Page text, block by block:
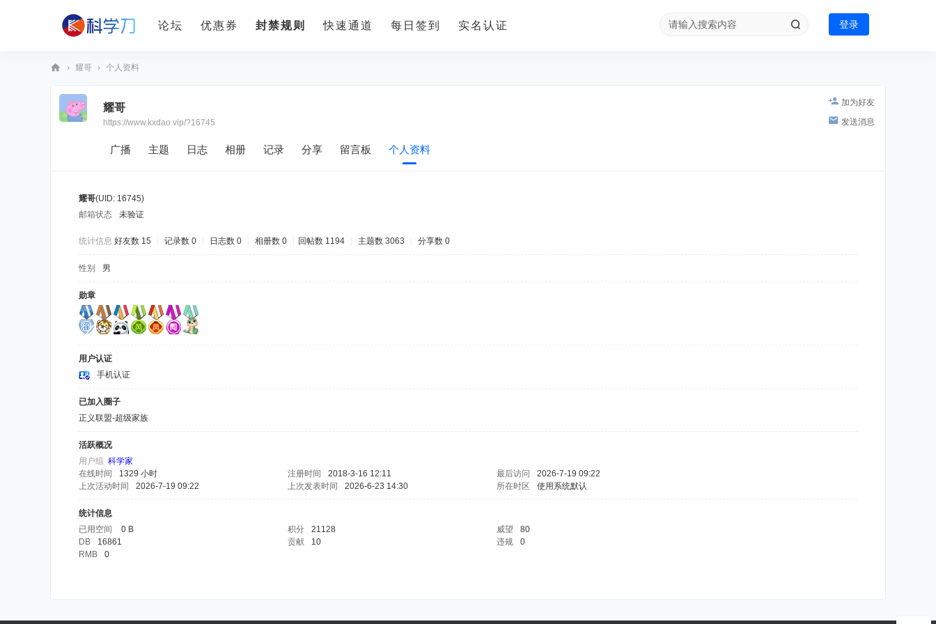
论坛 优惠券 封禁规则 快速通道 每日签到 实名认证 登录
› 耀哥 › 个人资料
加为好友
发送消息
耀哥
https://www.kxdao.vip/?16745
广播 主题 日志 相册 记录 分享 留言板 个人资料
耀哥(UID: 16745)
邮箱状态
未验证
统计信息 好友数 15 记录数 0 日志数 0 相册数 0 回帖数 1194 主题数 3063 分享数 0
性别 男
勋章
用户认证
手机认证
已加入圈子
正义联盟-超级家族
活跃概况
用户组 科学家
在线时间
1329 小时 注册时间 2018-3-16 12:11 最后访问
2026-7-19 09:22
上次活动时间
2026-7-19 09:22 上次发表时间 2026-6-23 14:30 所在时区 使用系统默认
统计信息
已用空间
0 B 积分 21128 威望
80
DB
16861 贡献 10 违规
0
RMB
0